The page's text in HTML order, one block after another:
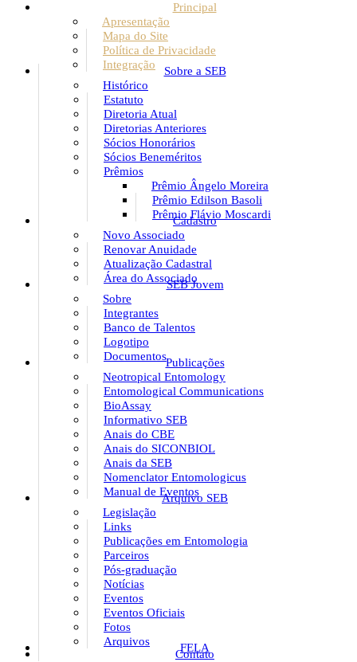
Principal
Apresentação
Mapa do Site
Política de Privacidade
Integração
Sobre a SEB
Histórico
Estatuto
Diretoria Atual
Diretorias Anteriores
Sócios Honorários
Sócios Beneméritos
Prêmios
Prêmio Ângelo Moreira
Prêmio Edilson Basoli
Prêmio Flávio Moscardi
Cadastro
Novo Associado
Renovar Anuidade
Atualização Cadastral
Área do Associado
SEB Jovem
Sobre
Integrantes
Banco de Talentos
Logotipo
DocumentosPublicações
Neotropical Entomology
Entomological Communications
BioAssay
Informativo SEB
Anais do CBE
Anais do SICONBIOL
Anais da SEB
Nomenclator Entomologicus
Manual de Eventos
Arquivo SEB
Legislação
Links
Publicações em Entomologia
Parceiros
Pós-graduação
Notícias
Eventos
Eventos Oficiais
Fotos
Arquivos
FELA
Contato